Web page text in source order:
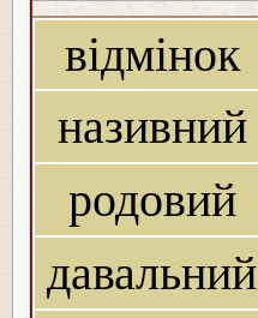
відмінок
називний
родовий
давальний